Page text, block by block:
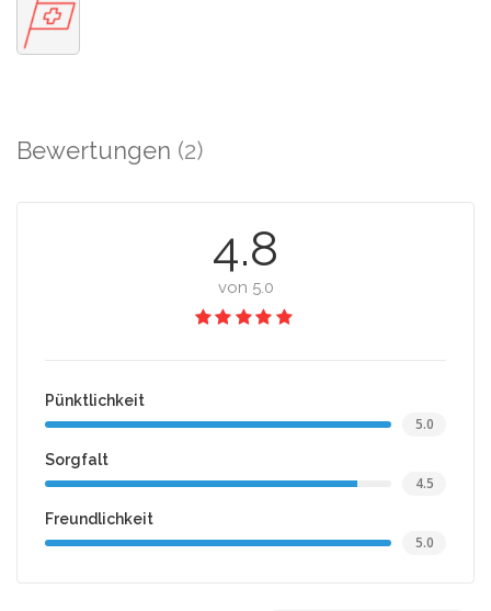
Bewertungen (2)
4.8
von 5.0
Pünktlichkeit
5.0
Sorgfalt
4.5
Freundlichkeit
5.0